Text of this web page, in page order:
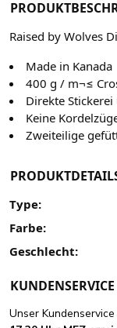
Raised by Wolves
Made in Kanada
400 g / m¬≤
Direkte
Keine
Zweiteilige
Type:
Farbe:
Geschlecht:
KUNDENSERVICE
Unser